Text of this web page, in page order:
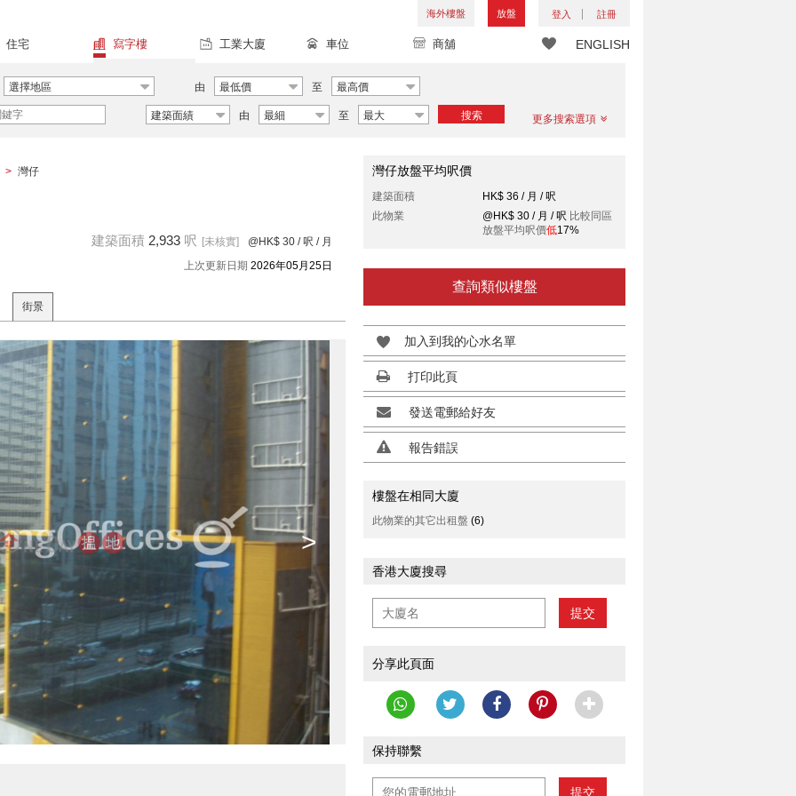
海外樓盤 放盤 登入 註冊
ENGLISH
住宅 寫字樓 工業大廈 車位 商舖
選擇地區 由 最低價 至 最高價
建築面績 由 最細 至 最大 搜索 更多搜索選項
> 灣仔
建築面積 2,933 呎 [未核實] @HK$ 30 / 呎 / 月
上次更新日期 2026年05月25日
街景
>
灣仔放盤平均呎價
建築面積
HK$ 36 / 月 / 呎
此物業
@HK$ 30 / 月 / 呎 比較同區
放盤平均呎價低17%
查詢類似樓盤
加入到我的心水名單
打印此頁
發送電郵給好友
報告錯誤
樓盤在相同大廈
此物業的其它出租盤 (6)
香港大廈搜尋
提交
分享此頁面
保持聯繫
提交